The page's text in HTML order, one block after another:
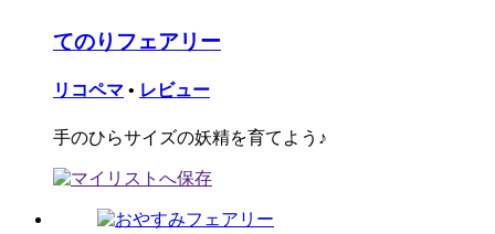
てのりフェアリー
リコペマ • レビュー
手のひらサイズの妖精を育てよう♪